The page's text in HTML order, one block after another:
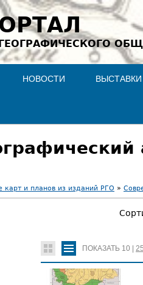
navigation
НОВОСТИ ВЫСТАВКИ
карт и планов из изданий РГО »
ПОКАЗАТЬ 10